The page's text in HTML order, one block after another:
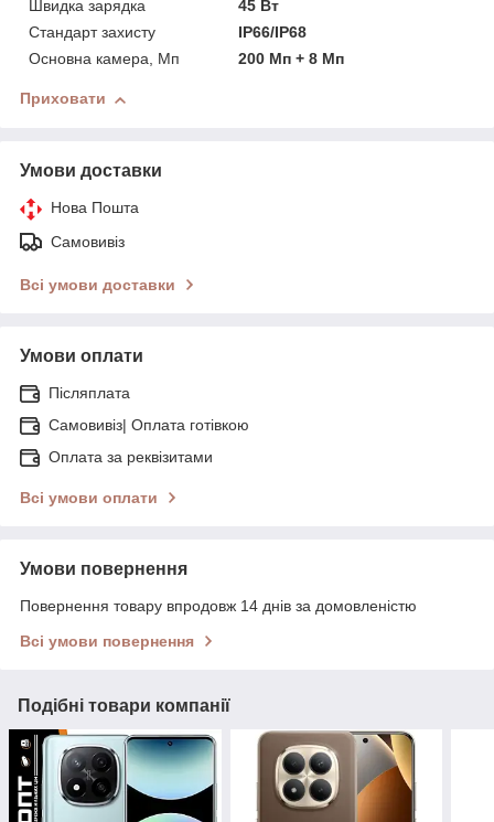
Швидка зарядка
45 Вт
Стандарт захисту
IP66/IP68
Основна камера, Мп
200 Мп + 8 Мп
Приховати
Умови доставки
Нова Пошта
Самовивіз
Всі умови доставки
Умови оплати
Післяплата
Самовивіз| Оплата готівкою
Оплата за реквізитами
Всі умови оплати
Умови повернення
Повернення товару впродовж 14 днів за домовленістю
Всі умови повернення
Подібні товари компанії